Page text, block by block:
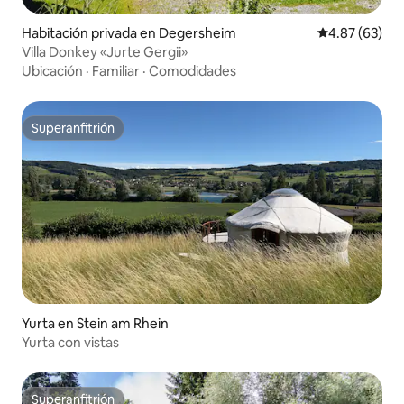
Habitación privada en Degersheim Calificación
4.87 (63)
Villa Donkey «Jurte Gergii»
Ubicación · Familiar · Comodidades
Superanfitrión
Superanfitrión
Yurta en Stein am Rhein
Yurta con vistas
Superanfitrión